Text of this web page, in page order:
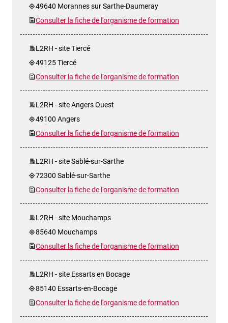
49640 Morannes sur Sarthe-Daumeray
Consulter la fiche de l'organisme de formation
L2RH - site Tiercé
49125 Tiercé
Consulter la fiche de l'organisme de formation
L2RH - site Angers Ouest
49100 Angers
Consulter la fiche de l'organisme de formation
L2RH - site Sablé-sur-Sarthe
72300 Sablé-sur-Sarthe
Consulter la fiche de l'organisme de formation
L2RH - site Mouchamps
85640 Mouchamps
Consulter la fiche de l'organisme de formation
L2RH - site Essarts en Bocage
85140 Essarts-en-Bocage
Consulter la fiche de l'organisme de formation